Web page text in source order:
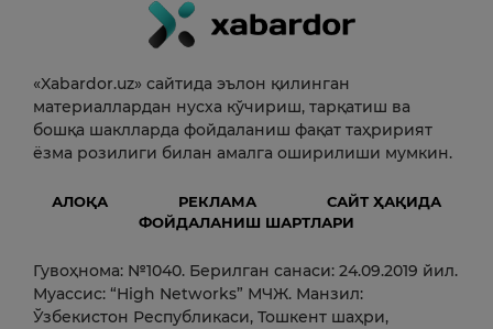
«Xabardor.uz» сайтида эълон қилинган
материаллардан нусха кўчириш, тарқатиш ва
бошқа шаклларда фойдаланиш фақат таҳририят
ёзма розилиги билан амалга оширилиши мумкин.
АЛОҚА РЕКЛАМА
САЙТ ҲАҚИДА
ФОЙДАЛАНИШ ШАРТЛАРИ
Гувоҳнома: №1040. Берилган санаси: 24.09.2019 йил.
Муассис: “High Networks” МЧЖ. Манзил:
Ўзбекистон Республикаси, Тошкент шаҳри,